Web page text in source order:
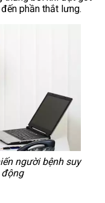
phần thắt lưng.
người bệnh suy